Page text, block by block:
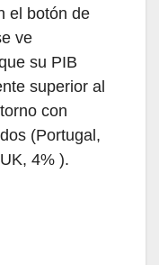
el botón de
ve
su PIB
superior al
con
(Portugal,
4% ).